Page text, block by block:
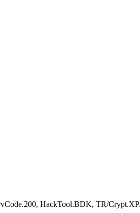
HackTool.BDK, TR/